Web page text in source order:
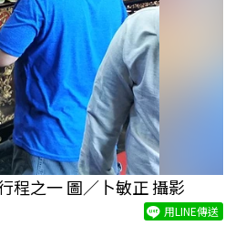
程之一 圖／卜敏正 攝影
用LINE傳送